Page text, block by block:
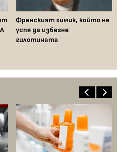
Френският химик, който не
успя да избегне
гилотината